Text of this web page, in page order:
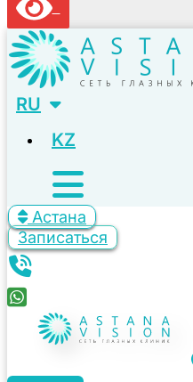
RU
KZ
Астана
Записаться